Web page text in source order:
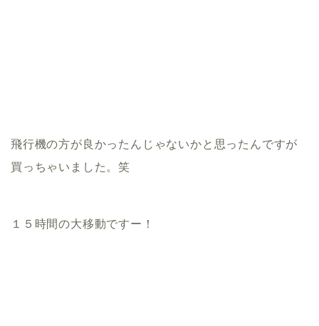
飛行機の方が良かったんじゃないかと思ったんですが
買っちゃいました。笑
１５時間の大移動ですー！